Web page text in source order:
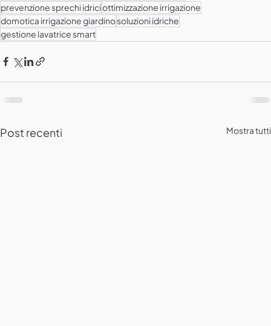
prevenzione sprechi idriciottimizzazione irrigazione
domotica irrigazione giardinosoluzioni idriche
gestione lavatrice smart
Post recenti Mostra tutti